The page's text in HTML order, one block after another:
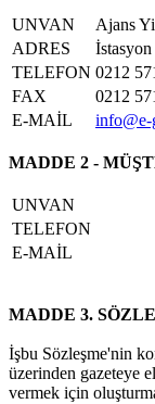
UNVAN
Ajans
ADRES
TELEFON 0212
FAX
0212
E-MAİL
info@e-
MADDE 2 -
UNVAN
TELEFON
E-MAİL
MADDE 3.
İşbu Sözleşme'nin
üzerinden gazeteye
vermek için